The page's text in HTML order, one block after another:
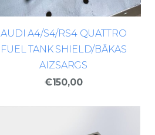
AUDI A4/S4/RS4 QUATTRO
FUEL TANK SHIELD/BĀKAS
AIZSARGS
€150,00